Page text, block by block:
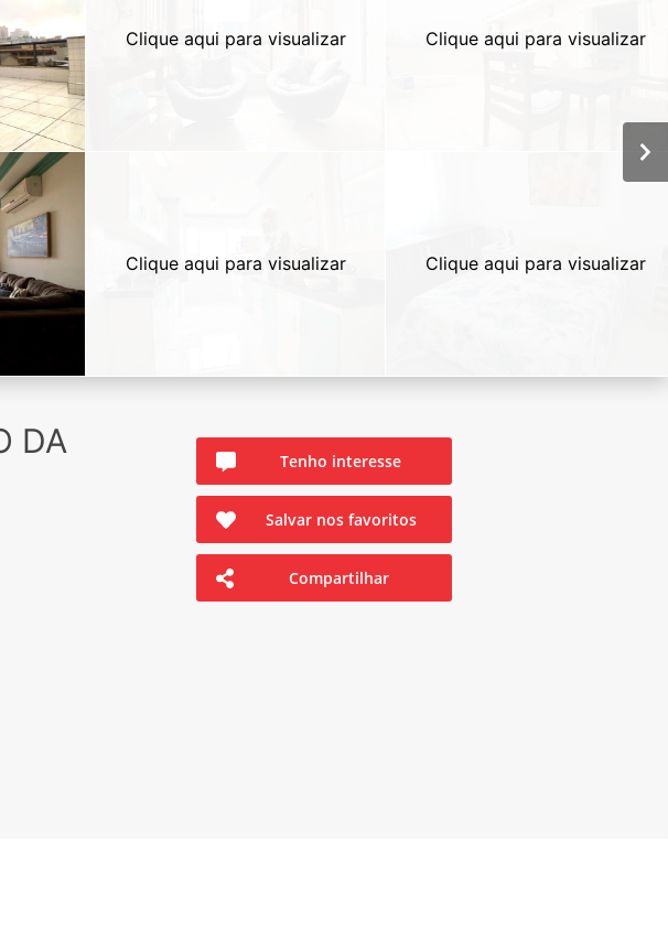
Clique aqui para visualizar
Clique aqui para visualizar
Clique aqui para visualizar
Clique aqui para visualizar
DA
Tenho interesse
Salvar nos favoritos
Compartilhar